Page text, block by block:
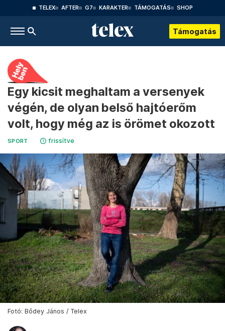
TELEX AFTER G7 KARAKTER TÁMOGATÁS SHOP
Támogatás
Egy kicsit meghaltam a versenyek
végén, de olyan belső hajtóerőm
volt, hogy még az is örömet okozott
SPORT frissítve
Fotó: Bődey János / Telex